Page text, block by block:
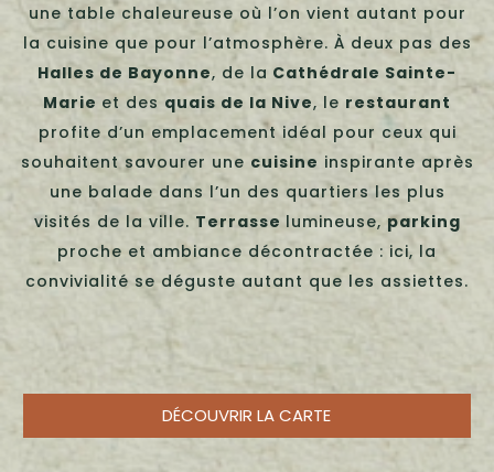
une table chaleureuse où l’on vient autant pour
la cuisine que pour l’atmosphère. À deux pas des
Halles de Bayonne, de la Cathédrale Sainte-
Marie et des quais de la Nive, le restaurant
profite d’un emplacement idéal pour ceux qui
souhaitent savourer une cuisine inspirante après
une balade dans l’un des quartiers les plus
visités de la ville. Terrasse lumineuse, parking
proche et ambiance décontractée : ici, la
convivialité se déguste autant que les assiettes.
DÉCOUVRIR LA CARTE